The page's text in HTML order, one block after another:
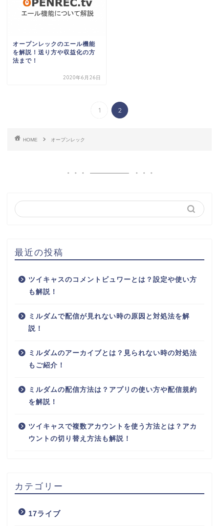
オープンレックのエール機能
を解説！送り方や収益化の方
法まで！
2020年6月26日
1 2
HOME オープンレック
最近の投稿
ツイキャスのコメントビュワーとは？設定や使い方
も解説！
ミルダムで配信が見れない時の原因と対処法を解
説！
ミルダムのアーカイブとは？見られない時の対処法
もご紹介！
ミルダムの配信方法は？アプリの使い方や配信規約
を解説！
ツイキャスで複数アカウントを使う方法とは？アカ
ウントの切り替え方法も解説！
カテゴリー
17ライブ